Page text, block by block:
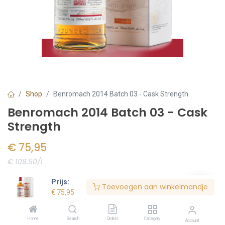
Prijs:
€ 75,95
Toevoegen aan winkelmandje
Home Search Orders Category Account
Shop Benromach 2014 Batch 03 - Cask Strength
Benromach 2014 Batch 03 - Cask
Strength
€ 75,95
€ 108.50/l
Voorraad:6stuk(s)
Bestel nu